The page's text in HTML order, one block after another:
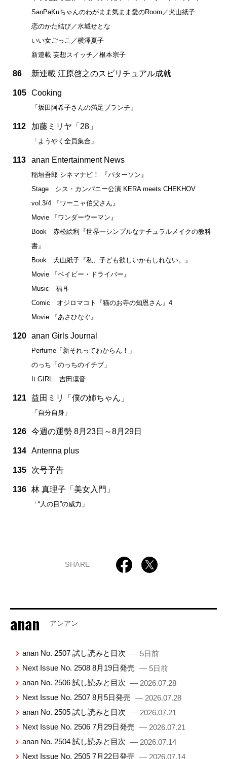
SanPaKuちゃんのわがまま気まま愛のRoom／犬山紙子
恋のかた結び／水城せとな
いい女ごっこ／横澤夏子
新連載 妄想スイッチ／根本宗子
86 新連載 江原啓之のスピリチュアル成就
105 Cooking
「坂田阿希子さんの満足ブランチ」
112 加藤ミリヤ「28」
「ようやく全員集合」
113 anan Entertainment News
稲垣吾郎 シネマナビ！ 『パターソン』
Stage シス・カンパニー公演 KERA meets CHEKHOV
vol.3/4 『ワーニャ伯父さん』
Movie 『ワンダーウーマン』
Book 赤松絵利『世界一シンプルなナチュラルメイクの教科
書』
Book 犬山紙子『私、子ども欲しいかもしれない。』
Movie 『ベイビー・ドライバー』
Music 福耳
Comic オジロマコト『猫のお寺の知恩さん』4
Movie 『あさひなぐ』
120 anan Girls Journal
Perfume「新それってわからん！」
のっち「のっちのイチブ」
It GIRL 吉田凜音
121 益田ミリ「僕の姉ちゃん」
「自分自身」
126 今週の運勢 8月23日～8月29日
134 Antenna plus
135 次号予告
136 林 真理子「美女入門」
「“人の目”の威力」
SHARE
anan アンアン
anan No. 2507 試し読みと目次 — 5日前
Next Issue No. 2508 8月19日発売 — 5日前
anan No. 2506 試し読みと目次 — 2026.07.28
Next Issue No. 2507 8月5日発売 — 2026.07.28
anan No. 2505 試し読みと目次 — 2026.07.21
Next Issue No. 2506 7月29日発売 — 2026.07.21
anan No. 2504 試し読みと目次 — 2026.07.14
Next Issue No. 2505 7月22日発売 — 2026.07.14